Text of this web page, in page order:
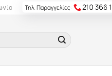
Τηλ. Παραγγελίες: 210 366